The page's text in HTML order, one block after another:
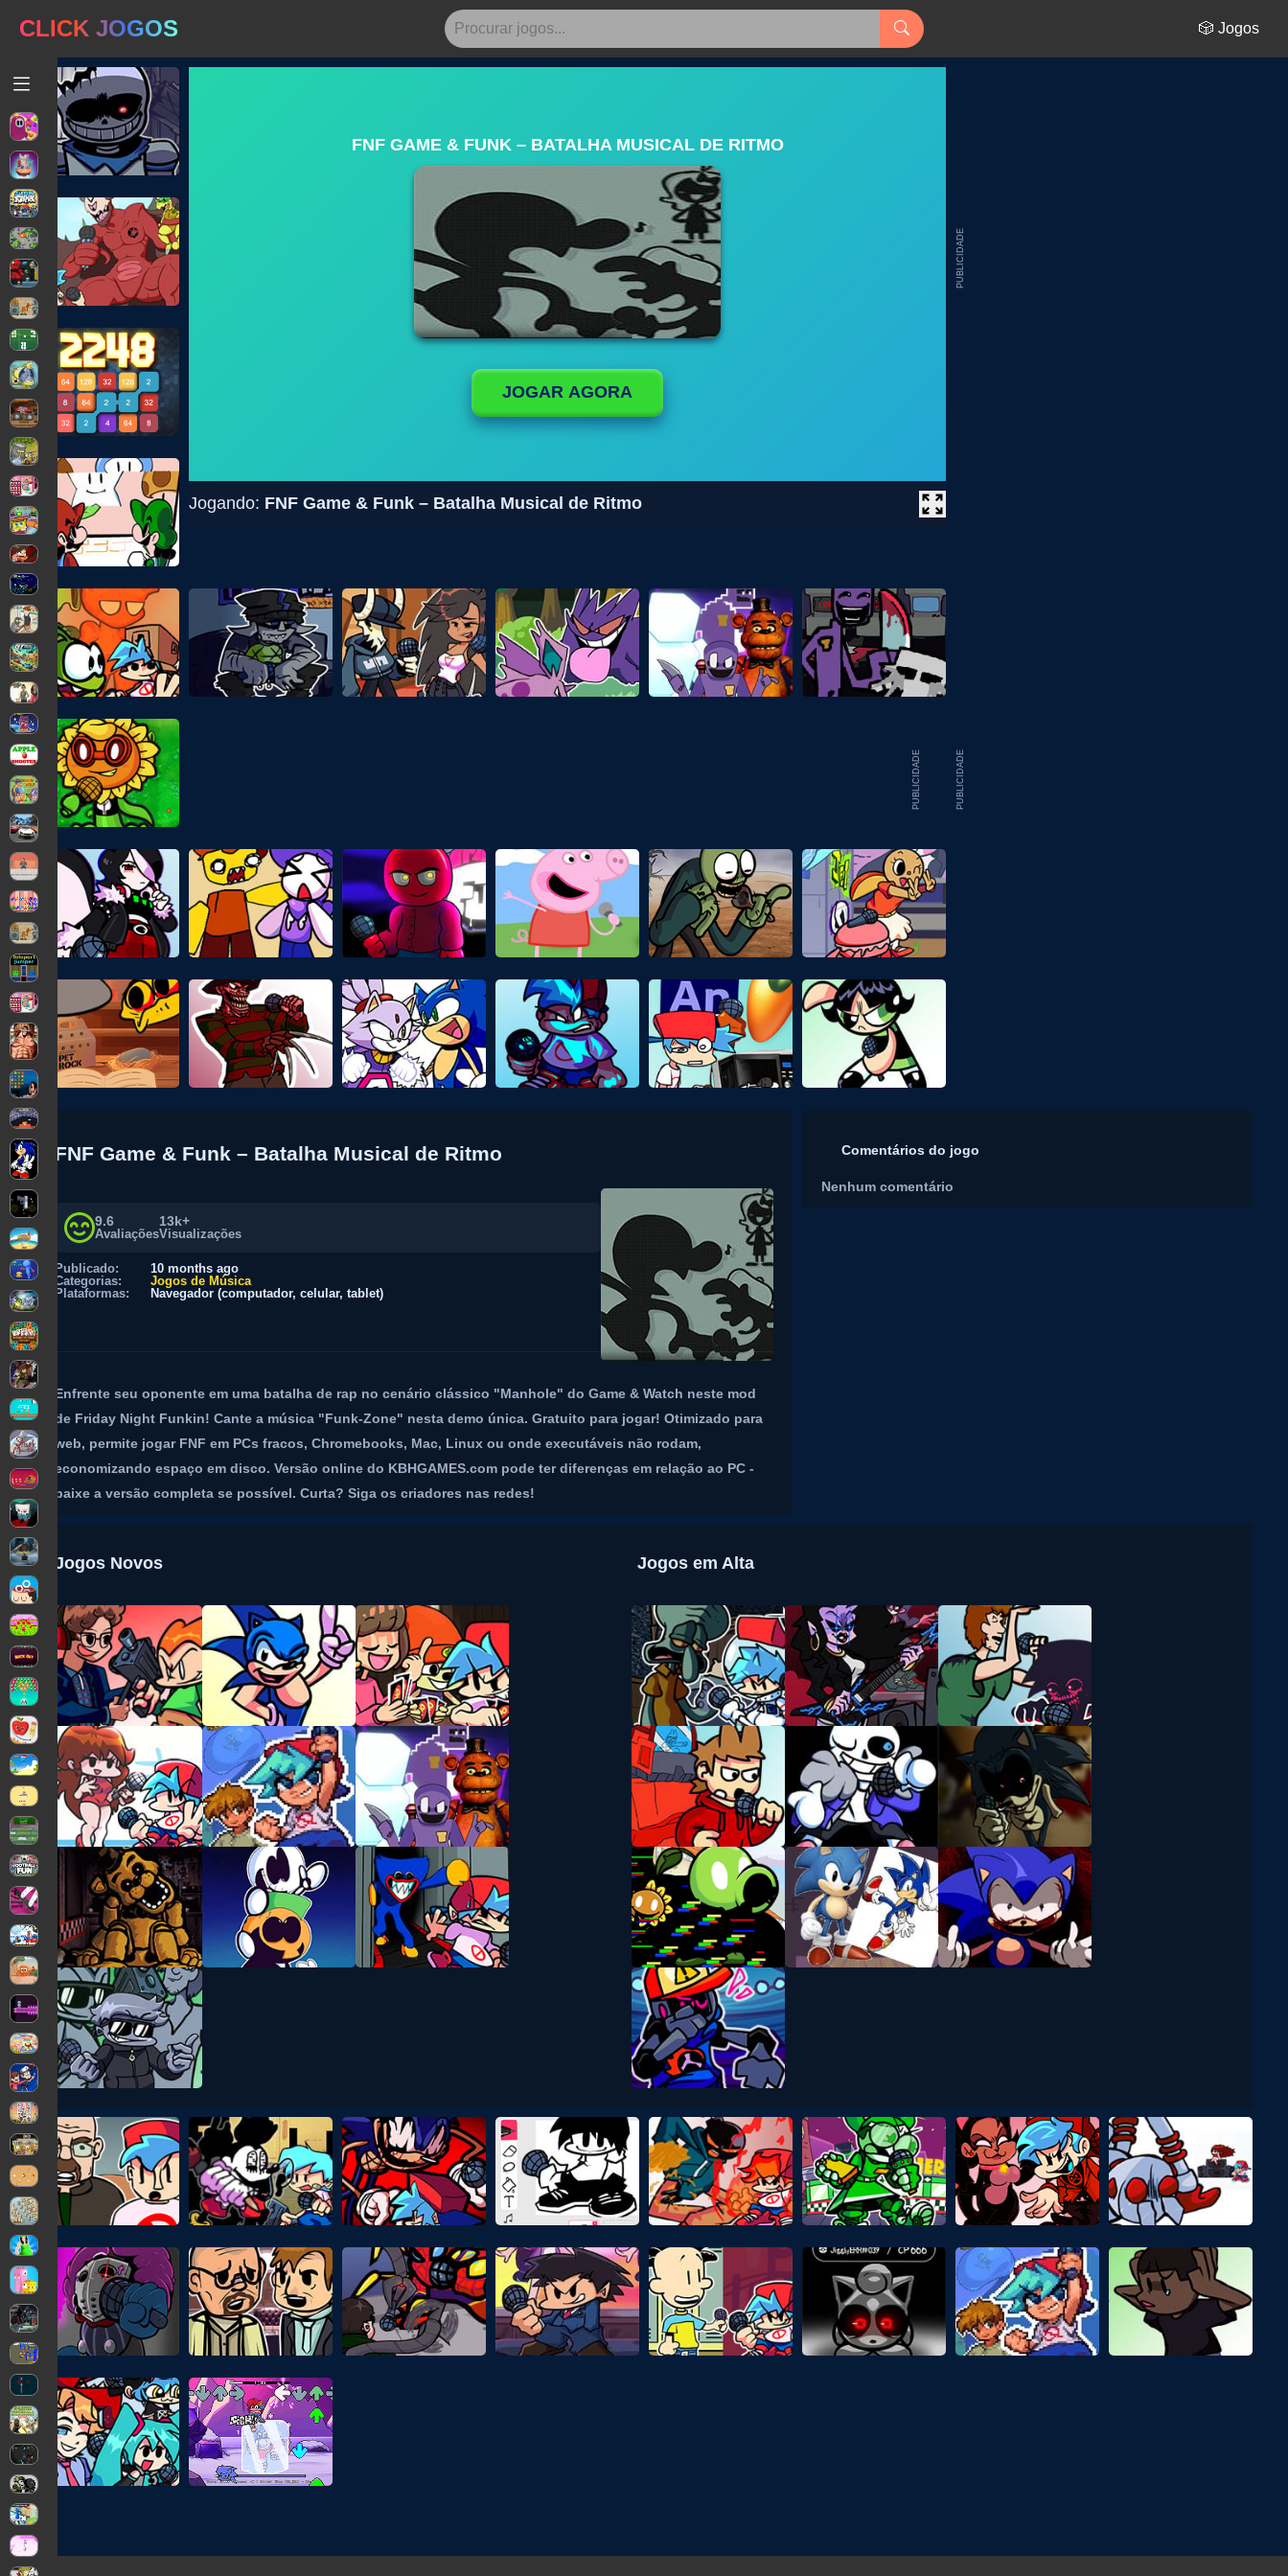
CLICK JOGOS 🎲 Jogos
FNF GAME & FUNK – BATALHA MUSICAL DE RITMO
JOGAR AGORA
Jogando: FNF Game & Funk – Batalha Musical de Ritmo
PUBLICIDADE
PUBLICIDADE
PUBLICIDADE
FNF Game & Funk – Batalha Musical de Ritmo
9.6
Avaliações
13k+
Visualizações
Publicado:
10 months ago
Categorias:
Jogos de Música
Plataformas:
Navegador (computador, celular, tablet)
Enfrente seu oponente em uma batalha de rap no cenário clássico "Manhole" do Game & Watch neste mod
de Friday Night Funkin! Cante a música "Funk-Zone" nesta demo única. Gratuito para jogar! Otimizado para
web, permite jogar FNF em PCs fracos, Chromebooks, Mac, Linux ou onde executáveis não rodam,
economizando espaço em disco. Versão online do KBHGAMES.com pode ter diferenças em relação ao PC -
baixe a versão completa se possível. Curta? Siga os criadores nas redes!
Comentários do jogo
Nenhum comentário
Jogos Novos Jogos em Alta